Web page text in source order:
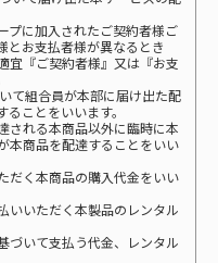
プに加入されたご契約者様ご
とお支払者様が異なるとき
宜『ご契約者様』又は『お支
て組合員が本部に届け出た配
ことをいいます。
される本商品以外に臨時に本
本商品を配達することをいい
だく本商品の購入代金をいい
いいただく本製品のレンタル
づいて支払う代金、レンタル